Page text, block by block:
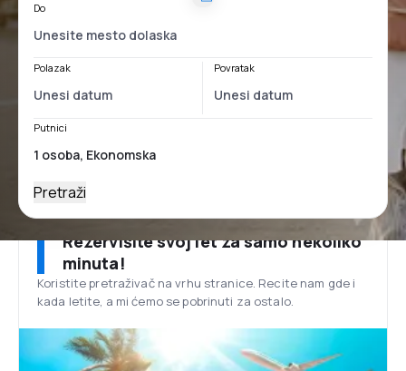
Do
Polazak Povratak
Putnici
Pretraži
Rezervišite svoj let za samo nekoliko
minuta!
Koristite pretraživač na vrhu stranice. Recite nam gde i
kada letite, a mi ćemo se pobrinuti za ostalo.